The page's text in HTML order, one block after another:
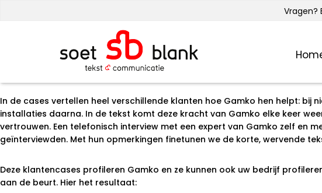
Vragen?
8 mei 2015by
Gamko is een grote internationale speler op het gebied van koelingen
bedrijfsprofilering door hetschrijvenvan klantencases. De klantencases
allemaal mogelijk. Door deze manier van werken bouwde Gamko in meer
In de cases vertellen heel verschillende klanten hoe Gamko hen helpt: bij
installaties daarna. In de tekst komt deze kracht van Gamko elke keer
vertrouwen. Een telefonisch interview met een expert van Gamko zelf en
geïnterviewden. Met hun opmerkingen finetunen we de korte, wervende
Deze klantencases profileren Gamko en ze kunnen ook uw bedrijf
aan de beurt. Hier het resultaat: